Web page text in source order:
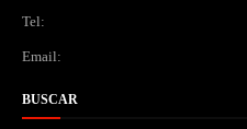
Tel:
Email:
BUSCAR